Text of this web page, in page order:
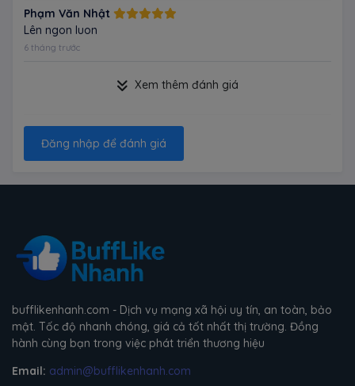
Phạm Văn Nhật
Lên ngon luon
6 tháng trước
Xem thêm đánh giá
Đăng nhập để đánh giá
bufflikenhanh.com - Dịch vụ mạng xã hội uy tín, an toàn, bảo
mật. Tốc độ nhanh chóng, giá cả tốt nhất thị trường. Đồng
hành cùng bạn trong việc phát triển thương hiệu
Email: admin@bufflikenhanh.com